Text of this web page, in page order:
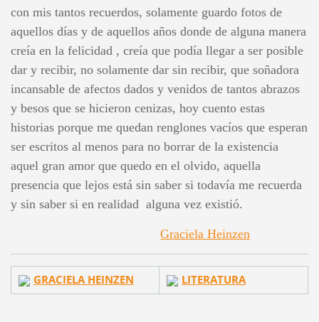
con mis tantos recuerdos, solamente guardo fotos de
aquellos días y de aquellos años donde de alguna manera
creía en la felicidad , creía que podía llegar a ser posible
dar y recibir, no solamente dar sin recibir, que soñadora
incansable de afectos dados y venidos de tantos abrazos
y besos que se hicieron cenizas, hoy cuento estas
historias porque me quedan renglones vacíos que esperan
ser escritos al menos para no borrar de la existencia
aquel gran amor que quedo en el olvido, aquella
presencia que lejos está sin saber si todavía me recuerda
y sin saber si en realidad alguna vez existió.
Graciela Heinzen
GRACIELA HEINZEN LITERATURA